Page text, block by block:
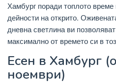
Хамбург поради топлото
дейности на открито.
дневна светлина ви
максимално от времето си в
Есен в Хамбург
ноември)